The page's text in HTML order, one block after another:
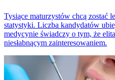
Tysiące maturzystów chcą zostać
statystyki. Liczba kandydatów
medycynie świadczy o tym, że
niesłabnącym zainteresowaniem.